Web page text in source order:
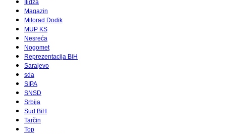
Ilidža
Magazin
Milorad Dodik
MUP KS
Nesreća
Nogomet
Reprezentacija BiH
Sarajevo
sda
SIPA
SNSD
Srbija
Sud BiH
Tarčin
Top